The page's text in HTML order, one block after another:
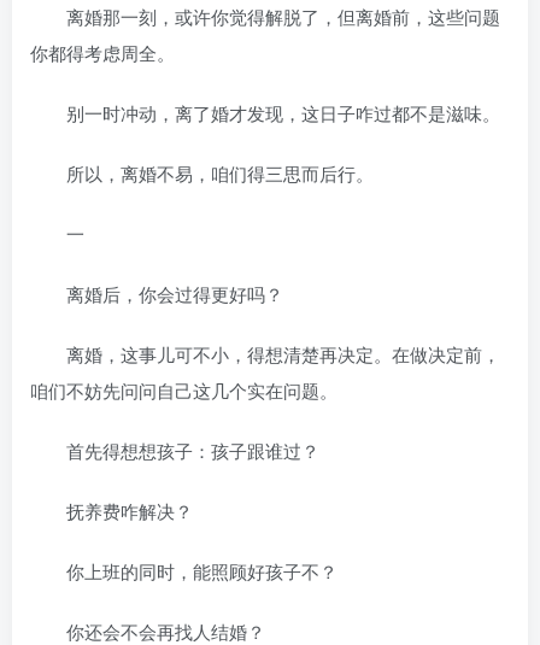
离婚那一刻，或许你觉得解脱了，但离婚前，这些问题
你都得考虑周全。
别一时冲动，离了婚才发现，这日子咋过都不是滋味。
所以，离婚不易，咱们得三思而后行。
一
离婚后，你会过得更好吗？
离婚，这事儿可不小，得想清楚再决定。在做决定前，
咱们不妨先问问自己这几个实在问题。
首先得想想孩子：孩子跟谁过？
抚养费咋解决？
你上班的同时，能照顾好孩子不？
你还会不会再找人结婚？